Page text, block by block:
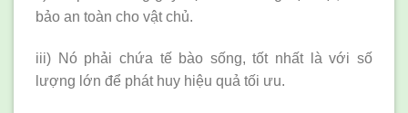
bảo an toàn cho vật chủ.
iii) Nó phải chứa tế bào sống, tốt nhất là với số
lượng lớn để phát huy hiệu quả tối ưu.